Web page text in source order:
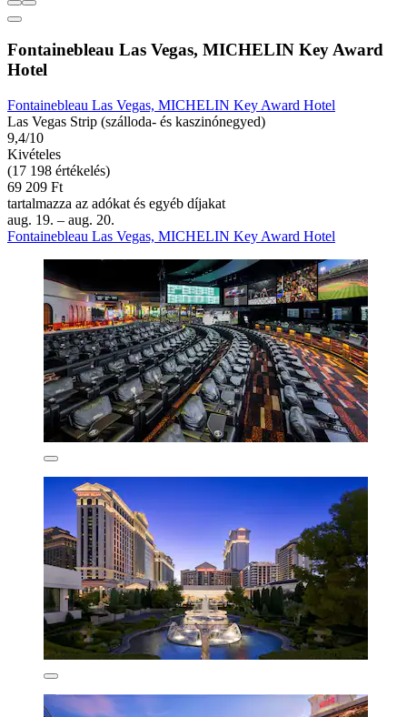
Fontainebleau Las Vegas, MICHELIN Key Award
Hotel
Fontainebleau Las Vegas, MICHELIN Key Award Hotel
Las Vegas Strip (szálloda- és kaszinónegyed)
9,4/10
Kivételes
(17 198 értékelés)
69 209 Ft
tartalmazza az adókat és egyéb díjakat
aug. 19. – aug. 20.
Fontainebleau Las Vegas, MICHELIN Key Award Hotel